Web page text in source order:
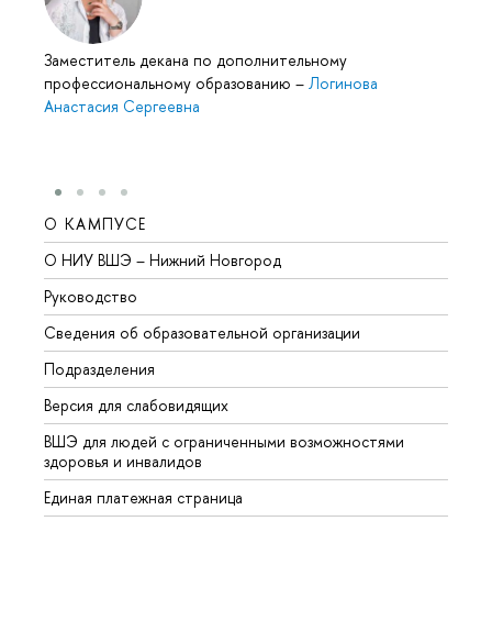
Заместитель декана по дополнительному
профессиональному образованию – Логинова
Анастасия Сергеевна
О КАМПУСЕ
О НИУ ВШЭ – Нижний Новгород
Руководство
Сведения об образовательной организации
Подразделения
Версия для слабовидящих
ВШЭ для людей с ограниченными возможностями
здоровья и инвалидов
Единая платежная страница